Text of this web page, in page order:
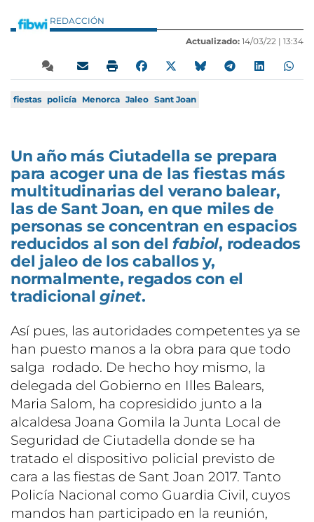
REDACCIÓN
Actualizado: 14/03/22 | 13:34
fiestas policía Menorca Jaleo Sant Joan
Un año más Ciutadella se prepara
para acoger una de las fiestas más
multitudinarias del verano balear,
las de Sant Joan, en que miles de
personas se concentran en espacios
reducidos al son delfabiol, rodeados
del jaleo de los caballos y,
normalmente, regados con el
tradicionalginet.
Así pues, las autoridades competentes ya se
han puesto manos a la obra para que todo
salga rodado. De hecho hoy mismo, la
delegada del Gobierno en Illes Balears,
Maria Salom, ha copresidido junto a la
alcaldesa Joana Gomila la Junta Local de
Seguridad de Ciutadella donde se ha
tratado el dispositivo policial previsto de
cara a las fiestas de Sant Joan 2017. Tanto
Policía Nacional como Guardia Civil, cuyos
mandos han participado en la reunión,